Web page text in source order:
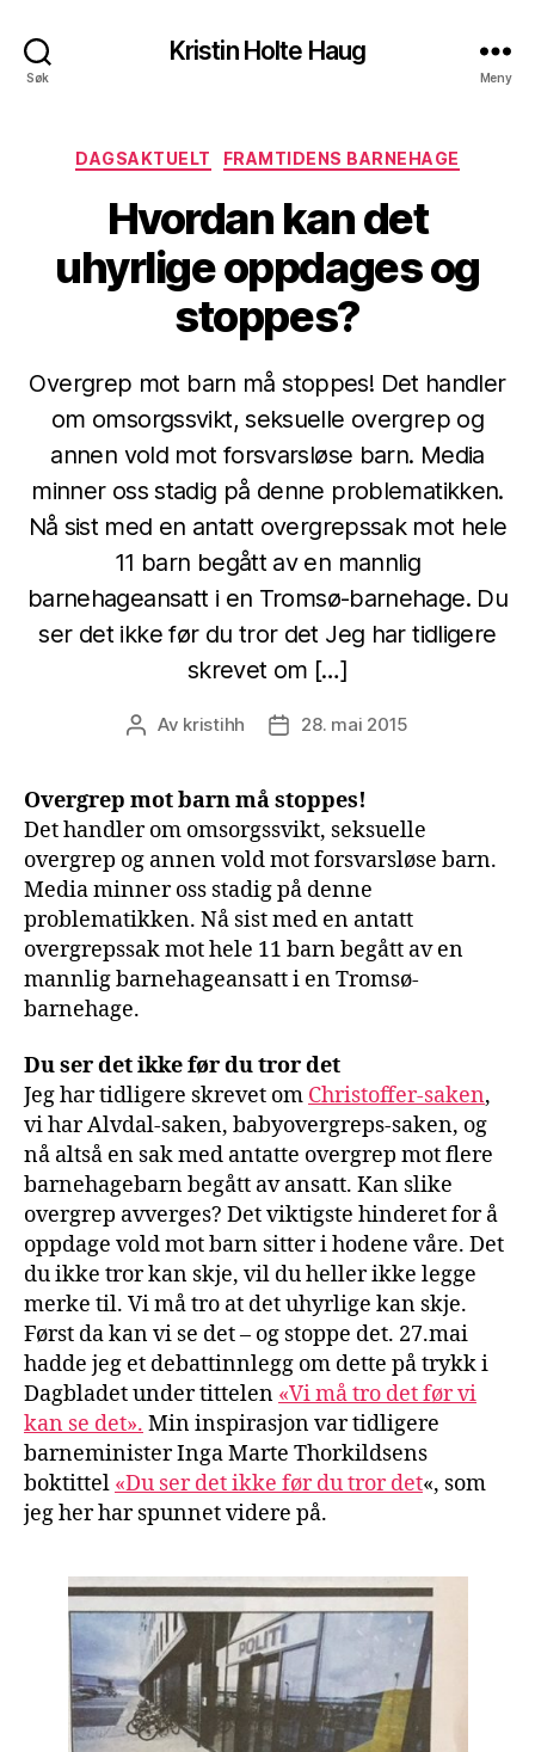
Søk
Kristin Holte Haug
Meny
Kategorier
DAGSAKTUELT FRAMTIDENS BARNEHAGE
Hvordan kan det
uhyrlige oppdages og
stoppes?
Overgrep mot barn må stoppes! Det handler
om omsorgssvikt, seksuelle overgrep og
annen vold mot forsvarsløse barn. Media
minner oss stadig på denne problematikken.
Nå sist med en antatt overgrepssak mot hele
11 barn begått av en mannlig
barnehageansatt i en Tromsø-barnehage. Du
ser det ikke før du tror det Jeg har tidligere
skrevet om […]
Innleggsforfatter
Av kristihh Publiseringsdato
28. mai 2015
Overgrep mot barn må stoppes!
Det handler om omsorgssvikt, seksuelle
overgrep og annen vold mot forsvarsløse barn.
Media minner oss stadig på denne
problematikken. Nå sist med en antatt
overgrepssak mot hele 11 barn begått av en
mannlig barnehageansatt i en Tromsø-
barnehage.
Du ser det ikke før du tror det
Jeg har tidligere skrevet om Christoffer-saken,
vi har Alvdal-saken, babyovergreps-saken, og
nå altså en sak med antatte overgrep mot flere
barnehagebarn begått av ansatt. Kan slike
overgrep avverges? Det viktigste hinderet for å
oppdage vold mot barn sitter i hodene våre. Det
du ikke tror kan skje, vil du heller ikke legge
merke til. Vi må tro at det uhyrlige kan skje.
Først da kan vi se det – og stoppe det. 27.mai
hadde jeg et debattinnlegg om dette på trykk i
Dagbladet under tittelen «Vi må tro det før vi
kan se det». Min inspirasjon var tidligere
barneminister Inga Marte Thorkildsens
boktittel «Du ser det ikke før du tror det«, som
jeg her har spunnet videre på.